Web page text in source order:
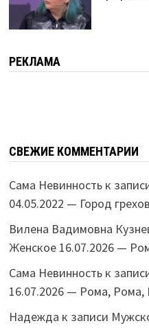
РЕКЛАМА
СВЕЖИЕ КОММЕНТАРИИ
Сама Невинностьк
04.05.2022 — Город грехов
Вилена Вадимовна
Женское 16.07.2026 —
Сама Невинностьк
16.07.2026 — Рома, Рома,
Надежда к записи